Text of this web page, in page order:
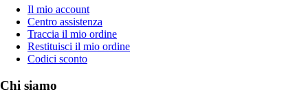
Il mio account
Centro assistenza
Traccia il mio ordine
Restituisci il mio ordine
Codici sconto
Chi siamo